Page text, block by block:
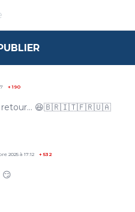
+190
retour… 😆🇧🇷🇮🇹🇫🇷🇺🇦
2025 à 17:12 +532